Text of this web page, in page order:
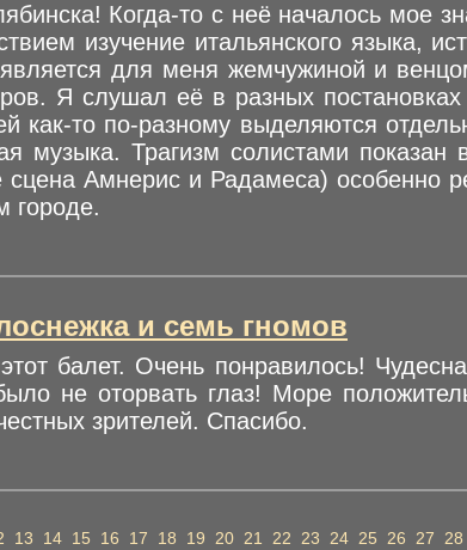
Когда-то с неё началось мое
изучение итальянского языка,
для меня жемчужиной и
Я слушал её в разных
как-то по-разному выделяются
музыка. Трагизм солистами показан
сцена Амнерис и Радамеса) особенно
городе.
и семь гномов
балет. Очень понравилось!
не оторвать глаз! Море
зрителей. Спасибо.
13 14 15 16 17 18 19 20 21 22 23 24 25 26 27 28